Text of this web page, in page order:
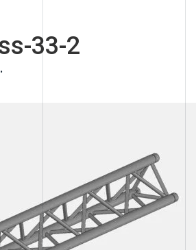
33-2